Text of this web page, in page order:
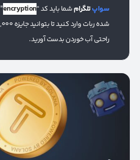
سواپتلگرامشما باید کد “encryption
راحتی آب خوردن بدست آورید.